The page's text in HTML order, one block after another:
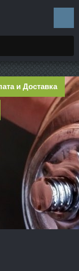
и Доставка